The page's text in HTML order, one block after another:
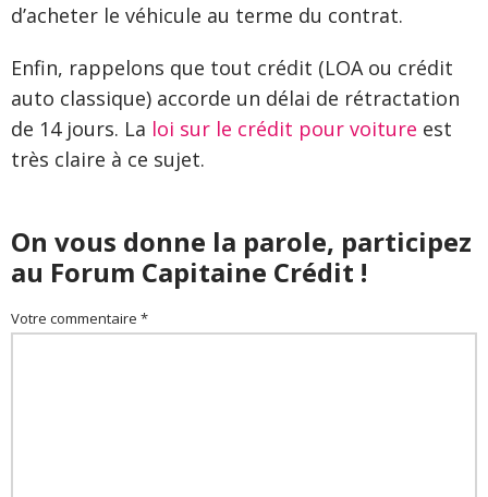
d’acheter le véhicule au terme du contrat.
Enfin, rappelons que tout crédit (LOA ou crédit
auto classique) accorde un délai de rétractation
de 14 jours. La loi sur le crédit pour voiture est
très claire à ce sujet.
On vous donne la parole, participez
au Forum Capitaine Crédit !
Votre commentaire *